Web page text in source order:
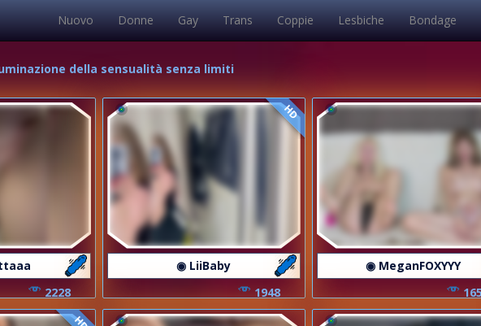
Nuovo Donne Gay Trans Coppie Lesbiche Bondage
della sensualità senza limiti
2228
HD
◉ LiiBaby
1948
◉ MeganFOXYYY